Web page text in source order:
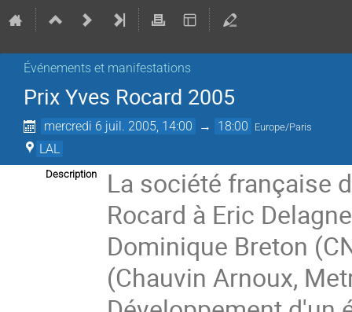
Événements et manifestations
Prix Yves Rocard 2005
mercredi 6 juil. 2005, 14:00 → 18:00 Europe/Paris
LAL
Description
La société française
Rocard à Eric
Dominique Breton
(Chauvin Arnoux,